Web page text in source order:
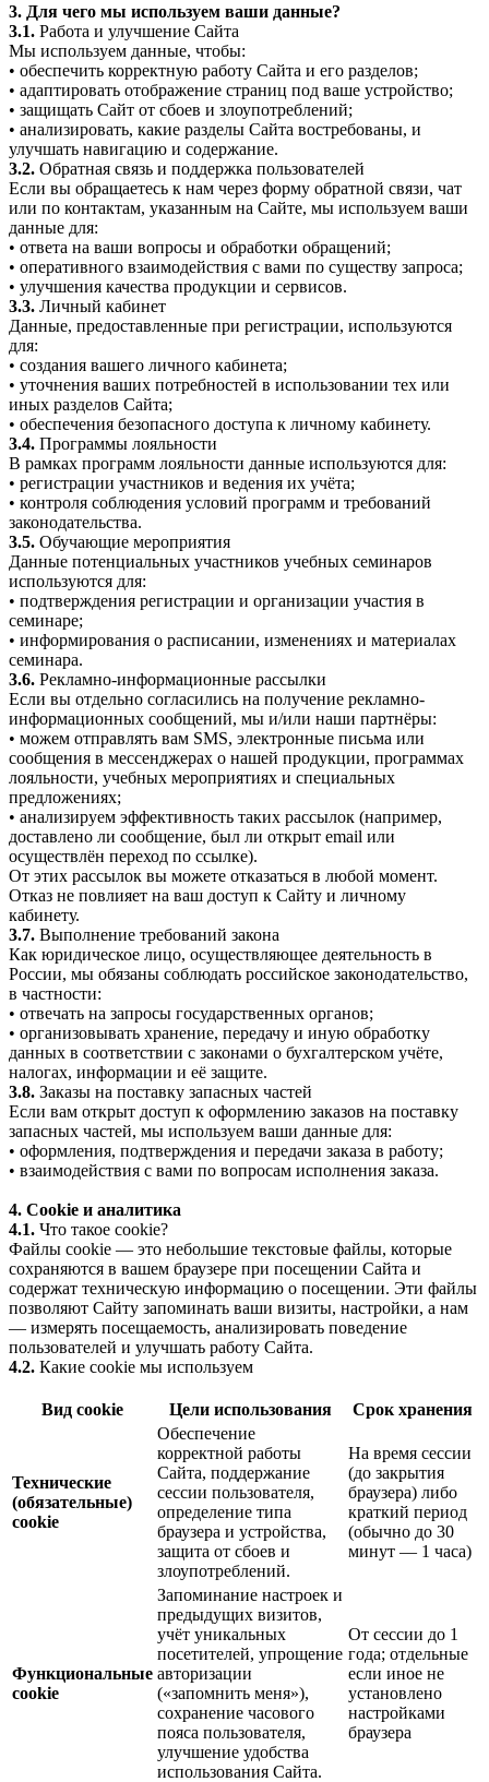
3. Для чего мы используем ваши данные?
3.1. Работа и улучшение Сайта
Мы используем данные, чтобы:
• обеспечить корректную работу Сайта и его разделов;
• адаптировать отображение страниц под ваше устройство;
• защищать Сайт от сбоев и злоупотреблений;
• анализировать, какие разделы Сайта востребованы, и
улучшать навигацию и содержание.
3.2. Обратная связь и поддержка пользователей
Если вы обращаетесь к нам через форму обратной связи, чат
или по контактам, указанным на Сайте, мы используем ваши
данные для:
• ответа на ваши вопросы и обработки обращений;
• оперативного взаимодействия с вами по существу запроса;
• улучшения качества продукции и сервисов.
3.3. Личный кабинет
Данные, предоставленные при регистрации, используются
для:
• создания вашего личного кабинета;
• уточнения ваших потребностей в использовании тех или
иных разделов Сайта;
• обеспечения безопасного доступа к личному кабинету.
3.4. Программы лояльности
В рамках программ лояльности данные используются для:
• регистрации участников и ведения их учёта;
• контроля соблюдения условий программ и требований
законодательства.
3.5. Обучающие мероприятия
Данные потенциальных участников учебных семинаров
используются для:
• подтверждения регистрации и организации участия в
семинаре;
• информирования о расписании, изменениях и материалах
семинара.
3.6. Рекламно-информационные рассылки
Если вы отдельно согласились на получение рекламно-
информационных сообщений, мы и/или наши партнёры:
• можем отправлять вам SMS, электронные письма или
сообщения в мессенджерах о нашей продукции, программах
лояльности, учебных мероприятиях и специальных
предложениях;
• анализируем эффективность таких рассылок (например,
доставлено ли сообщение, был ли открыт email или
осуществлён переход по ссылке).
От этих рассылок вы можете отказаться в любой момент.
Отказ не повлияет на ваш доступ к Сайту и личному
кабинету.
3.7. Выполнение требований закона
Как юридическое лицо, осуществляющее деятельность в
России, мы обязаны соблюдать российское законодательство,
в частности:
• отвечать на запросы государственных органов;
• организовывать хранение, передачу и иную обработку
данных в соответствии с законами о бухгалтерском учёте,
налогах, информации и её защите.
3.8. Заказы на поставку запасных частей
Если вам открыт доступ к оформлению заказов на поставку
запасных частей, мы используем ваши данные для:
• оформления, подтверждения и передачи заказа в работу;
• взаимодействия с вами по вопросам исполнения заказа.
4. Cookie и аналитика
4.1. Что такое cookie?
Файлы cookie — это небольшие текстовые файлы, которые
сохраняются в вашем браузере при посещении Сайта и
содержат техническую информацию о посещении. Эти файлы
позволяют Сайту запоминать ваши визиты, настройки, а нам
— измерять посещаемость, анализировать поведение
пользователей и улучшать работу Сайта.
4.2. Какие cookie мы используем
Вид cookie Цели использования Срок хранения
Технические
(обязательные)
cookie
Обеспечение
корректной работы
Сайта, поддержание
сессии пользователя,
определение типа
браузера и устройства,
защита от сбоев и
злоупотреблений.
На время сессии
(до закрытия
браузера) либо
краткий период
(обычно до 30
минут — 1 часа)
Функциональные
cookie
Запоминание настроек и
предыдущих визитов,
учёт уникальных
посетителей, упрощение
авторизации
(«запомнить меня»),
сохранение часового
пояса пользователя,
улучшение удобства
использования Сайта.
От сессии до 1
года; отдельные
если иное не
установлено
настройками
браузера